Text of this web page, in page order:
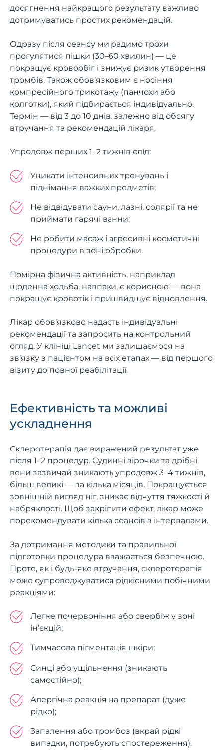
досягнення найкращого результату важливо
дотримуватись простих рекомендацій.
Одразу після сеансу ми радимо трохи
прогулятися пішки (30–60 хвилин) — це
покращує кровообіг і знижує ризик утворення
тромбів. Також обов’язковим є носіння
компресійного трикотажу (панчохи або
колготки), який підбирається індивідуально.
Термін — від 3 до 10 днів, залежно від обсягу
втручання та рекомендацій лікаря.
Упродовж перших 1–2 тижнів слід:
Уникати інтенсивних тренувань і
піднімання важких предметів;
Не відвідувати сауни, лазні, солярії та не
приймати гарячі ванни;
Не робити масаж і агресивні косметичні
процедури в зоні обробки.
Помірна фізична активність, наприклад
щоденна ходьба, навпаки, є корисною — вона
покращує кровотік і пришвидшує відновлення.
Лікар обов’язково надасть індивідуальні
рекомендації та запросить на контрольний
огляд. У клініці Lancet ми залишаємося на
зв’язку з пацієнтом на всіх етапах — від першого
візиту до повної реабілітації.
Ефективність та можливі
ускладнення
Склеротерапія дає виражений результат уже
після 1–2 процедур. Судинні зірочки та дрібні
вени зазвичай зникають упродовж 3–4 тижнів,
більш великі — за кілька місяців. Покращується
зовнішній вигляд ніг, зникає відчуття тяжкості й
набряклості. Щоб закріпити ефект, лікар може
порекомендувати кілька сеансів з інтервалами.
За дотримання методики та правильної
підготовки процедура вважається безпечною.
Проте, як і будь-яке втручання, склеротерапія
може супроводжуватися рідкісними побічними
реакціями:
Легке почервоніння або свербіж у зоні
ін’єкцій;
Тимчасова пігментація шкіри;
Синці або ущільнення (зникають
самостійно);
Алергічна реакція на препарат (дуже
рідко);
Запалення або тромбоз (вкрай рідкі
випадки, потребують спостереження).